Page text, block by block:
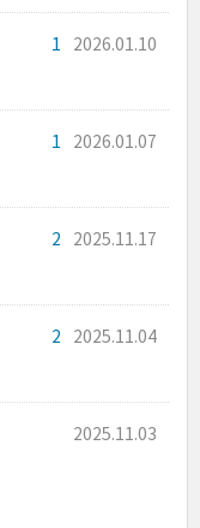
1 2026.01.10
1 2026.01.07
2 2025.11.17
2 2025.11.04
2025.11.03